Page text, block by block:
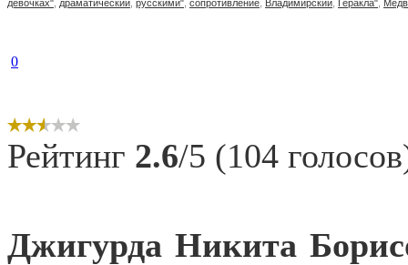
девочках" драматический русскими" сопротивление Владимирский Геракла"
0
Рейтинг 2.6/5 (104
Джигурда Никита